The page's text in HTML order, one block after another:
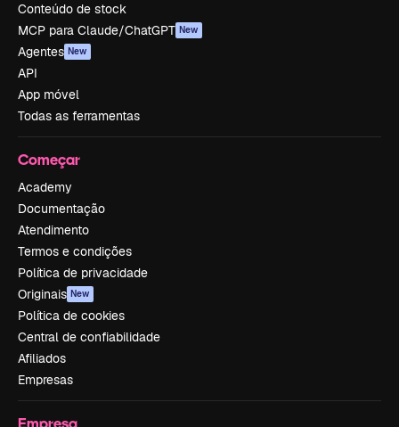
Conteúdo de stock
MCP para Claude/ChatGPT New
Agentes New
API
App móvel
Todas as ferramentas
Começar
Academy
Documentação
Atendimento
Termos e condições
Política de privacidade
Originais New
Política de cookies
Central de confiabilidade
Afiliados
Empresas